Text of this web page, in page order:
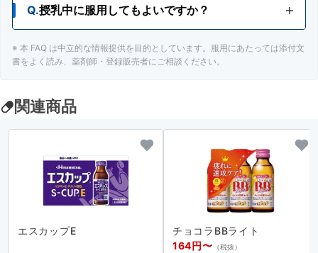
A.妊娠中の人でも服用が検討できますが、カフェイ
ンが含まれているため、ノンカフェインをおすす
めします。
Q.授乳中に服用してもよいですか？
A.授乳中の人でも服用が検討できますが、カフェイ
ンが含まれているため、ノンカフェインをおすす
※ 本 FAQ は中立的な情報提供を目的としています。服用にあたっては添付文
書をよく読み、薬剤師・登録販売者にご相談ください。
関連商品
エスカップE
チョコラBBライト
164円〜 （税抜）